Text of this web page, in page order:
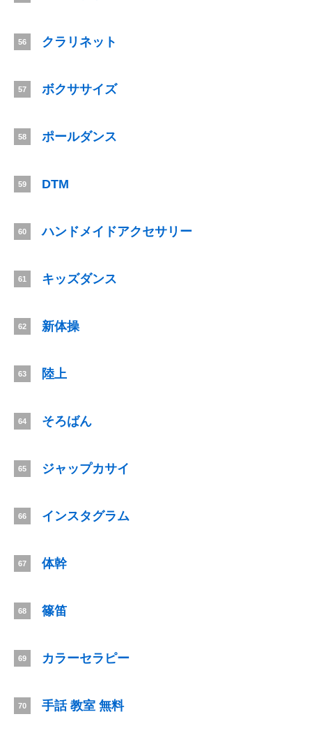
56 クラリネット
57 ボクササイズ
58 ポールダンス
59 DTM
60 ハンドメイドアクセサリー
61 キッズダンス
62 新体操
63 陸上
64 そろばん
65 ジャップカサイ
66 インスタグラム
67 体幹
68 篠笛
69 カラーセラピー
70 手話 教室 無料